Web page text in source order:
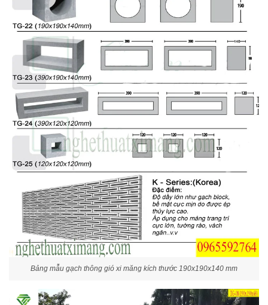
Bảng mẫu gạch thông gió xi măng kích thước 190x190x140 mm